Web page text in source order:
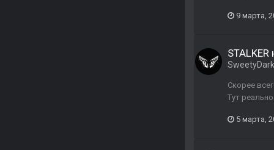
9 марта,
STALKER
Скорее
Тут
5 марта,